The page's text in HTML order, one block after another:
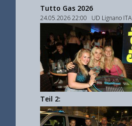
Tutto Gas 2026
24.05.2026 22:00 UD Lignano ITA
Teil 2: